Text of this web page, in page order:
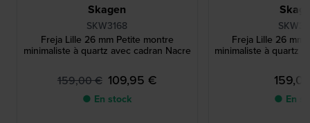
Skagen
SKW3168
Freja Lille 26 mm Petite montre
minimaliste à quartz avec cadran Nacre
159,00 € 109,95 €
● En stock
Freja Lille 26 mm
minimaliste à quartz
● En